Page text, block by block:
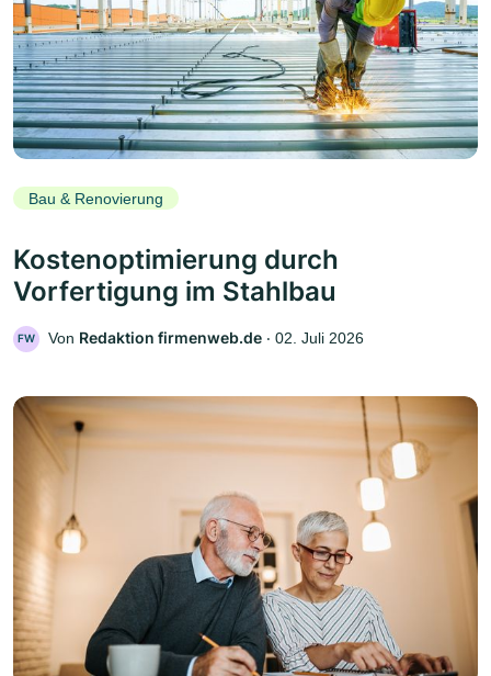
Bau & Renovierung
Kostenoptimierung durch
Vorfertigung im Stahlbau
FW Von Redaktion firmenweb.de ‧ 02. Juli 2026